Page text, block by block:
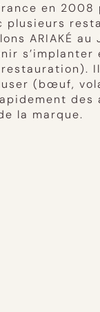
en
plusieurs
ARIAKÉ
s’implanter
(bœuf,
des
la marque.